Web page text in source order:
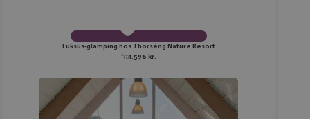
Luksus-glamping hos Thorséng Nature Resort
fra1.596 kr.